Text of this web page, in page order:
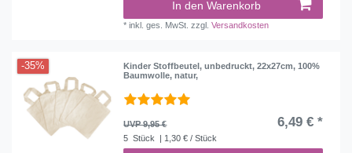
In den Warenkorb
*inkl. ges. MwSt. zzgl.Versandkosten
-35%
Kinder Stoffbeutel, unbedruckt, 22x27cm, 100%
Baumwolle, natur,
UVP 9,95 € 6,49 € *
5 Stück | 1,30 € / Stück